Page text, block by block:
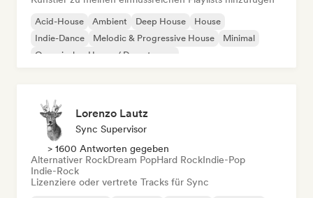
Acid-House Ambient Deep House
House
Indie-Dance
Melodic & Progressive House
Minimal
Organischer House / Downtempo
Lorenzo Lautz
Sync Supervisor
> 1600 Antworten gegeben
Alternativer RockDream PopHard RockIndie-Pop
Indie-Rock
Lizenziere oder vertrete Tracks für Sync